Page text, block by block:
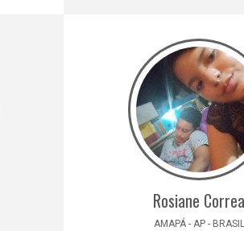
Rosiane Correa
AMAPÁ - AP - BRASIL